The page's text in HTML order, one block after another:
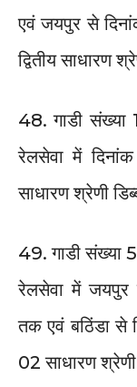
एवं जयपुर से
द्वितीय साधारण
48. गाडी
रेलसेवा में
साधारण श्रेणी
49. गाडी
रेलसेवा में
तक एवं बठिंडा
02 साधारण श्रेणी